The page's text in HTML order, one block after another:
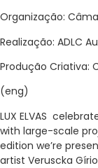
Organização:
Realização: ADLC
Produção Criativa:
(eng)
LUX ELVAS
with large-scale
edition we’re
artist Veruscka